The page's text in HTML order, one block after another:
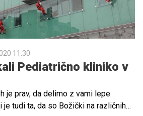
11.30
Pediatrično kliniko v
je prav, da delimo z vami lepe
je tudi ta, da so Božički na različnih